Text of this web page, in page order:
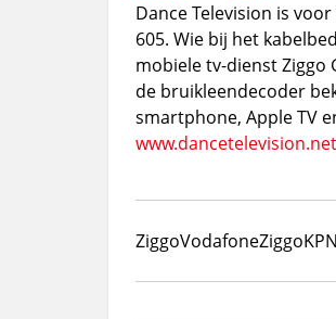
Dance Television is
605. Wie bij het
mobiele tv-dienst Ziggo
de bruikleendecoder
smartphone, Apple TV
www.dancetelevision.net
ZiggoVodafoneZiggoKPN